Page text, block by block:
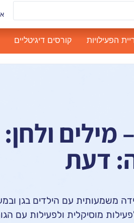
הפעילויות קורסים דיגיטליים
מילים ולחן:
דעת
משמעותית עם הילדים בגן
מוסיקלית ולפעילות עם